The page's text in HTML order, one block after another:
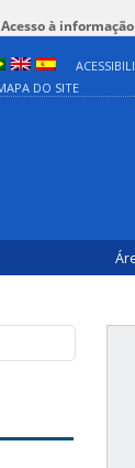
Acesso à informação
DO SITE